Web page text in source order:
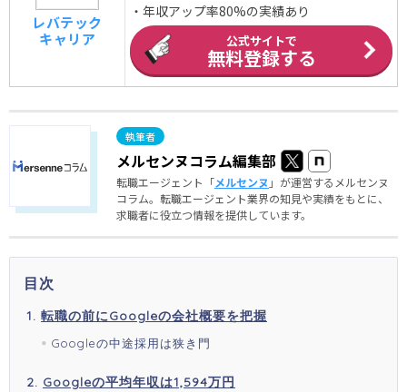
レバテック
キャリア
・年収アップ率80%の実績あり
公式サイトで
無料登録する
メルセンヌコラム編集部
転職エージェント「メルセンヌ 」が運営するメルセンヌ
コラム。転職エージェント業界の知見や実績をもとに、
求職者に役立つ情報を提供しています。
目次
転職の前にGoogleの会社概要を把握
Googleの中途採用は狭き門
Googleの平均年収は1,594万円